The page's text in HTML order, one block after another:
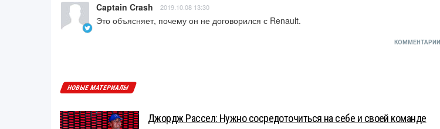
Captain Crash 2019.10.08 13:30
Это объясняет, почему он не договорился с Renault.
НОВЫЕ МАТЕРИАЛЫ
Джордж Рассел: Нужно сосредоточиться на себе и своей команде